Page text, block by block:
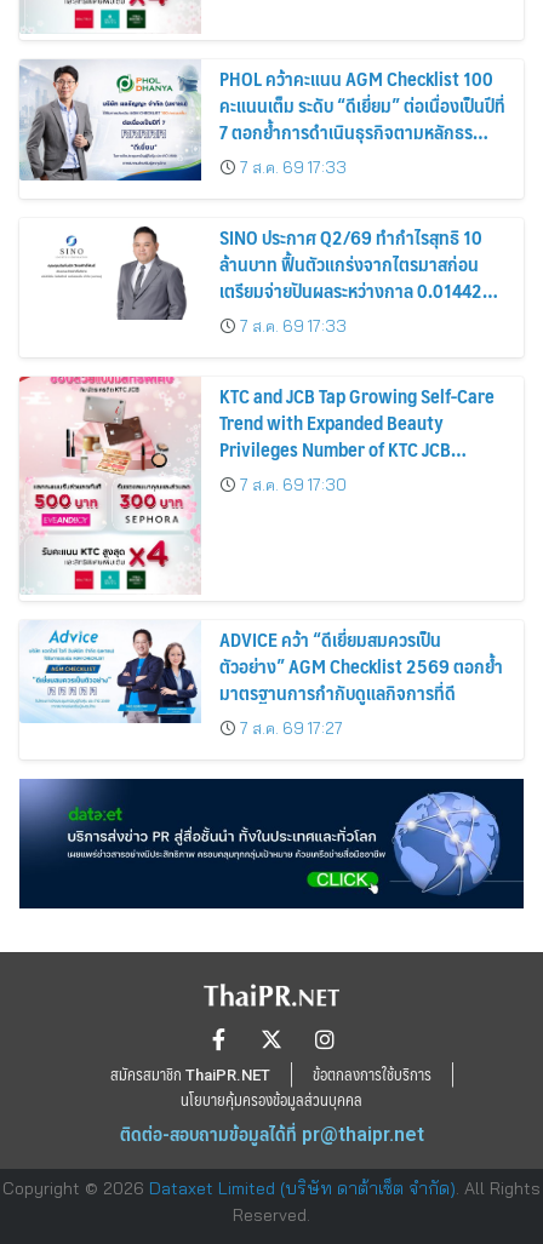
PHOL คว้าคะแนน AGM Checklist 100
คะแนนเต็ม ระดับ “ดีเยี่ยม” ต่อเนื่องเป็นปีที่
7 ตอกย้ำการดำเนินธุรกิจตามหลักธร
รมาภิบาล โปร่งใส สร้างความเชื่อมั่นผู้ถือ
หุ้น
7 ส.ค. 69 17:33
SINO ประกาศ Q2/69 ทำกำไรสุทธิ 10
ล้านบาท ฟื้นตัวแกร่งจากไตรมาสก่อน
เตรียมจ่ายปันผลระหว่างกาล 0.014423
บาทต่อหุ้น ครึ่งปีหลังมุ่งเติบโตต่อเนื่อง
7 ส.ค. 69 17:33
KTC and JCB Tap Growing Self-Care
Trend with Expanded Beauty
Privileges Number of KTC JCB
Cardmembers Spending on
Cosmetics Rises 26%
7 ส.ค. 69 17:30
ADVICE คว้า “ดีเยี่ยมสมควรเป็น
ตัวอย่าง” AGM Checklist 2569 ตอกย้ำ
มาตรฐานการกำกับดูแลกิจการที่ดี
7 ส.ค. 69 17:27
สมัครสมาชิก ThaiPR.NET
ข้อตกลงการใช้บริการ
นโยบายคุ้มครองข้อมูลส่วนบุคคล
ติดต่อ-สอบถามข้อมูลได้ที่ pr@thaipr.net
Copyright © 2026 Dataxet Limited (บริษัท ดาต้าเซ็ต จำกัด). All Rights
Reserved.